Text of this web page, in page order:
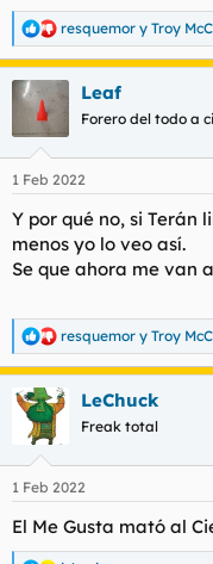
R
e
a
c
i
e
resquemor y Troy
Leaf
Forero del todo a
1 Feb 2022
Y por qué no, si Terán
menos yo lo veo así.
Se que ahora me van
R
e
a
c
c
e
:
resquemor y Troy
LeChuck
Freak total
1 Feb 2022
El Me Gusta mató al